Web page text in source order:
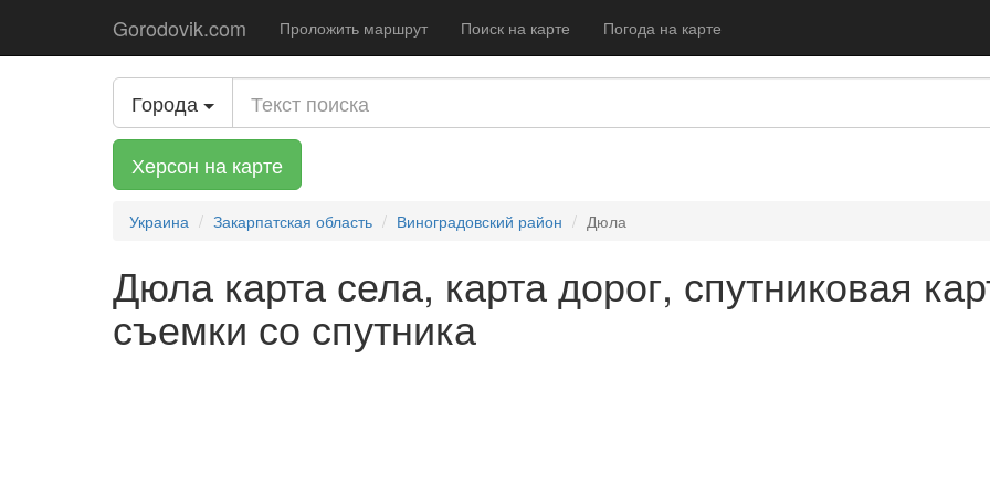
Gorodovik.com Проложить маршрут Поиск на карте Погода на карте
Города
Херсон на карте
Украина Закарпатская область Виноградовский район Дюла
Дюла карта села, карта дорог, спутниковая
съемки со спутника